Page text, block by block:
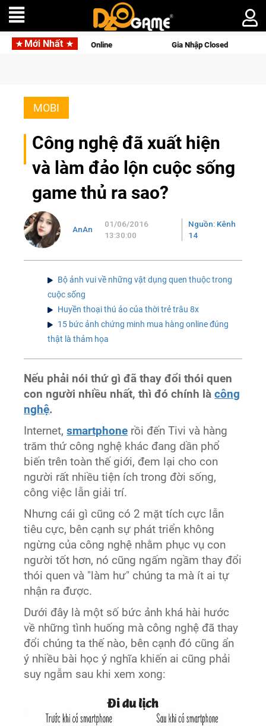
Mới Nhất
Online Gia Nhập Closed Beta Norse Saga: Cửu Giới Thức
MOBI
Công nghệ đã xuất hiện
và làm đảo lộn cuộc sống
game thủ ra sao?
AnAn
01/06/2016
13:30:00
Nguồn: Kênh
14
Bộ ảnh vui về những vật dụng quen thuộc trong
cuộc sống
Huyền thoại thú ảo của thời trẻ trâu 8x
15 bức ảnh chứng minh mua hàng online đúng
thật là thảm họa
Nếu phải nói thứ gì đã thay đổi thói quen
con người nhiều nhất, thì đó chính làcông
nghệ.
Internet,smartphone rồi đến Tivi và hàng
trăm thứ công nghệ khác đang dần phổ
biến trên toàn thế giới, đem lại cho con
người rất nhiều tiện ích trong đời sống,
công việc lẫn giải trí.
Nhưng cái gì cũng có 2 mặt tích cực lẫn
tiêu cực, bên cạnh sự phát triển không
ngừng của công nghệ nhằm phục vụ con
người tốt hơn, nó cũng ngấm ngầm thay đổi
thói quen và "làm hư" chúng ta mà ít ai tự
nhận ra được.
Dưới đây là một số bức ảnh khá hài hước
về những tình huống mà công nghệ đã thay
đổi chúng ta thế nào, bên cạnh đó cũng ẩn
ý nhiều bài học ý nghĩa khiến ai cũng phải
suy ngẫm sau khi xem xong: